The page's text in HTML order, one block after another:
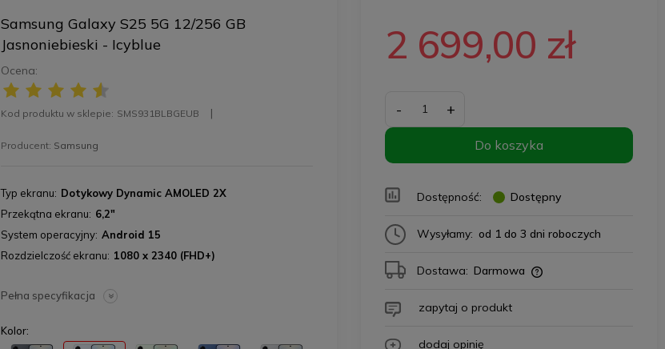
Samsung Galaxy S25 5G 12/256 GB
Jasnoniebieski - Icyblue
Ocena:
Kod produktu w sklepie: SMS931BLBGEUB
Producent: Samsung
Typ ekranu
Dotykowy Dynamic AMOLED 2X
Przekątna ekranu
6,2"
System operacyjny Android 15
Rozdzielczość ekranu
1080 x 2340 (FHD+)
Pełna specyfikacja
Kolor:
2 699,00 zł
- +
Do koszyka
Dostępność: Dostępny
Wysyłamy: od 1 do 3 dni roboczych
Dostawa: Darmowa
zapytaj o produkt
dodaj opinię